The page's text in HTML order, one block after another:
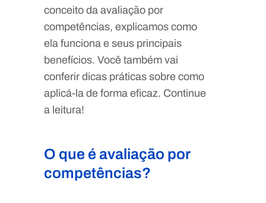
conceito da avaliação por
competências, explicamos como
ela funciona e seus principais
benefícios. Você também vai
conferir dicas práticas sobre como
aplicá-la de forma eficaz. Continue
a leitura!
O que é avaliação por
competências?